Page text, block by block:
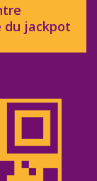
du jackpot